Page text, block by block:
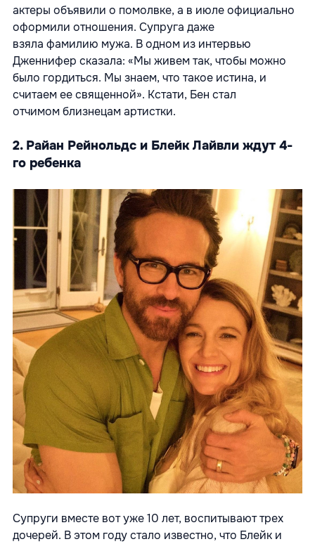
актеры объявили о помолвке, а в июле официально
оформили отношения. Супруга даже
взяла фамилию мужа. В одном из интервью
Дженнифер сказала: «Мы живем так, чтобы можно
было гордиться. Мы знаем, что такое истина, и
считаем ее священной». Кстати, Бен стал
отчимом близнецам артистки.
2. Райан Рейнольдс и Блейк Лайвли ждут 4-
го ребенка
Супруги вместе вот уже 10 лет, воспитывают трех
дочерей. В этом году стало известно, что Блейк и